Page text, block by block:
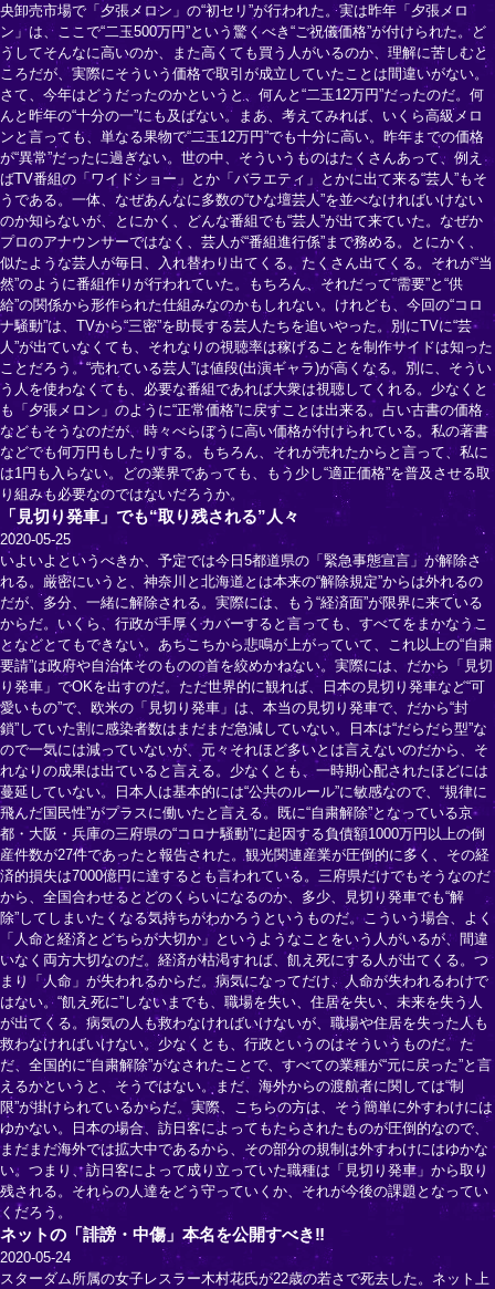
央卸売市場で「夕張メロン」の“初セリ”が行われた。実は昨年「夕張メロ
ン」は、ここで“二玉500万円”という驚くべき“ご祝儀価格”が付けられた。ど
うしてそんなに高いのか、また高くても買う人がいるのか、理解に苦しむと
ころだが、実際にそういう価格で取引が成立していたことは間違いがない。
さて、今年はどうだったのかというと、何んと“二玉12万円”だったのだ。何
んと昨年の“十分の一”にも及ばない。まあ、考えてみれば、いくら高級メロ
ンと言っても、単なる果物で“二玉12万円”でも十分に高い。昨年までの価格
が“異常”だったに過ぎない。世の中、そういうものはたくさんあって、例え
ばTV番組の「ワイドショー」とか「バラエティ」とかに出て来る“芸人”もそ
うである。一体、なぜあんなに多数の“ひな壇芸人”を並べなければいけない
のか知らないが、とにかく、どんな番組でも“芸人”が出て来ていた。なぜか
プロのアナウンサーではなく、芸人が“番組進行係”まで務める。とにかく、
似たような芸人が毎日、入れ替わり出てくる。たくさん出てくる。それが“当
然”のように番組作りが行われていた。もちろん、それだって“需要”と“供
給”の関係から形作られた仕組みなのかもしれない。けれども、今回の“コロ
ナ騒動”は、TVから“三密”を助長する芸人たちを追いやった。別にTVに“芸
人”が出ていなくても、それなりの視聴率は稼げることを制作サイドは知った
ことだろう。“売れている芸人”は値段(出演ギャラ)が高くなる。別に、そうい
う人を使わなくても、必要な番組であれば大衆は視聴してくれる。少なくと
も「夕張メロン」のように“正常価格”に戻すことは出来る。占い古書の価格
などもそうなのだが、時々べらぼうに高い価格が付けられている。私の著書
などでも何万円もしたりする。もちろん、それが売れたからと言って、私に
は1円も入らない。どの業界であっても、もう少し“適正価格”を普及させる取
り組みも必要なのではないだろうか。
「見切り発車」でも“取り残される”人々
2020-05-25
いよいよというべきか、予定では今日5都道県の「緊急事態宣言」が解除さ
れる。厳密にいうと、神奈川と北海道とは本来の“解除規定”からは外れるの
だが、多分、一緒に解除される。実際には、もう“経済面”が限界に来ている
からだ。いくら、行政が手厚くカバーすると言っても、すべてをまかなうこ
となどとてもできない。あちこちから悲鳴が上がっていて、これ以上の“自粛
要請”は政府や自治体そのものの首を絞めかねない。実際には、だから「見切
り発車」でOKを出すのだ。ただ世界的に観れば、日本の見切り発車など“可
愛いもの”で、欧米の「見切り発車」は、本当の見切り発車で、だから“封
鎖”していた割に感染者数はまだまだ急減していない。日本は“だらだら型”な
ので一気には減っていないが、元々それほど多いとは言えないのだから、そ
れなりの成果は出ていると言える。少なくとも、一時期心配されたほどには
蔓延していない。日本人は基本的には“公共のルール”に敏感なので、“規律に
飛んだ国民性”がプラスに働いたと言える。既に“自粛解除”となっている京
都・大阪・兵庫の三府県の“コロナ騒動”に起因する負債額1000万円以上の倒
産件数が27件であったと報告された。観光関連産業が圧倒的に多く、その経
済的損失は7000億円に達するとも言われている。三府県だけでもそうなのだ
から、全国合わせるとどのくらいになるのか、多少、見切り発車でも“解
除”してしまいたくなる気持ちがわかろうというものだ。こういう場合、よく
「人命と経済とどちらが大切か」というようなことをいう人がいるが、間違
いなく両方大切なのだ。経済が枯渇すれば、飢え死にする人が出てくる。つ
まり「人命」が失われるからだ。病気になってだけ、人命が失われるわけで
はない。“飢え死に”しないまでも、職場を失い、住居を失い、未来を失う人
が出てくる。病気の人も救わなければいけないが、職場や住居を失った人も
救わなければいけない。少なくとも、行政というのはそういうものだ。た
だ、全国的に“自粛解除”がなされたことで、すべての業種が“元に戻った”と言
えるかというと、そうではない。まだ、海外からの渡航者に関しては“制
限”が掛けられているからだ。実際、こちらの方は、そう簡単に外すわけには
ゆかない。日本の場合、訪日客によってもたらされたものが圧倒的なので、
まだまだ海外では拡大中であるから、その部分の規制は外すわけにはゆかな
い。つまり、訪日客によって成り立っていた職種は「見切り発車」から取り
残される。それらの人達をどう守っていくか、それが今後の課題となってい
くだろう。
ネットの「誹謗・中傷」本名を公開すべき‼
2020-05-24
スターダム所属の女子レスラー木村花氏が22歳の若さで死去した。ネット上